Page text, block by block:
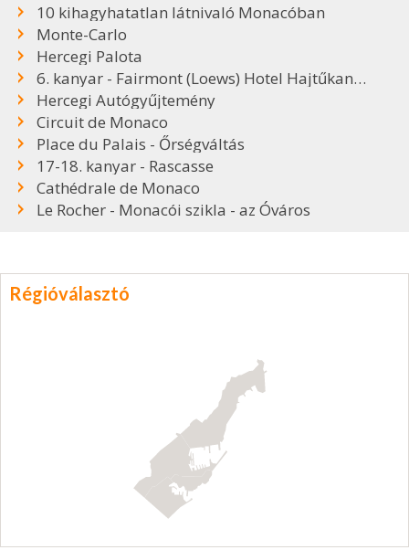
10 kihagyhatatlan látnivaló Monacóban
Monte-Carlo
Hercegi Palota
6. kanyar - Fairmont (Loews) Hotel Hajtűkanyar
Hercegi Autógyűjtemény
Circuit de Monaco
Place du Palais - Őrségváltás
17-18. kanyar - Rascasse
Cathédrale de Monaco
Le Rocher - Monacói szikla - az Óváros
Régióválasztó